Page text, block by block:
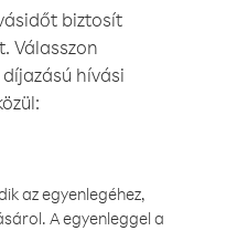
biztosít
Válasszon
hívási
az egyenlegéhez,
A egyenleggel a